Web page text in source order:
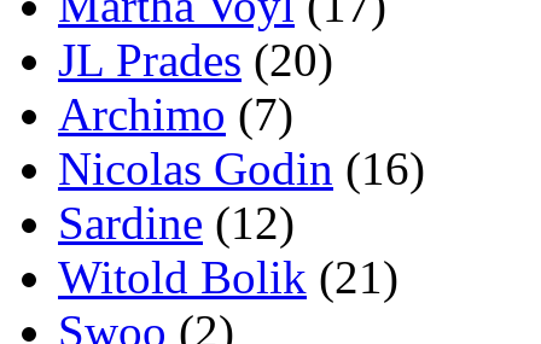
JL Prades (20)
Archimo (7)
Nicolas Godin (16)
Sardine (12)
Witold Bolik (21)
Swoo (2)